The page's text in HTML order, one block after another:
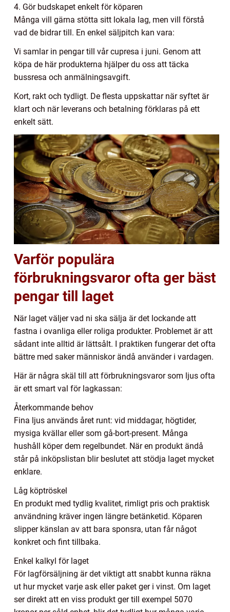
4. Gör budskapet enkelt för köparen
Många vill gärna stötta sitt lokala lag, men vill förstå
vad de bidrar till. En enkel säljpitch kan vara:
Vi samlar in pengar till vår cupresa i juni. Genom att
köpa de här produkterna hjälper du oss att täcka
bussresa och anmälningsavgift.
Kort, rakt och tydligt. De flesta uppskattar när syftet är
klart och när leverans och betalning förklaras på ett
enkelt sätt.
Varför populära
förbrukningsvaror ofta ger bäst
pengar till laget
När laget väljer vad ni ska sälja är det lockande att
fastna i ovanliga eller roliga produkter. Problemet är att
sådant inte alltid är lättsålt. I praktiken fungerar det ofta
bättre med saker människor ändå använder i vardagen.
Här är några skäl till att förbrukningsvaror som ljus ofta
är ett smart val för lagkassan:
Återkommande behov
Fina ljus används året runt: vid middagar, högtider,
mysiga kvällar eller som gå-bort-present. Många
hushåll köper dem regelbundet. När en produkt ändå
står på inköpslistan blir beslutet att stödja laget mycket
enklare.
Låg köptröskel
En produkt med tydlig kvalitet, rimligt pris och praktisk
användning kräver ingen längre betänketid. Köparen
slipper känslan av att bara sponsra, utan får något
konkret och fint tillbaka.
Enkel kalkyl för laget
För lagförsäljning är det viktigt att snabbt kunna räkna
ut hur mycket varje ask eller paket ger i vinst. Om laget
ser direkt att en viss produkt ger till exempel 5070